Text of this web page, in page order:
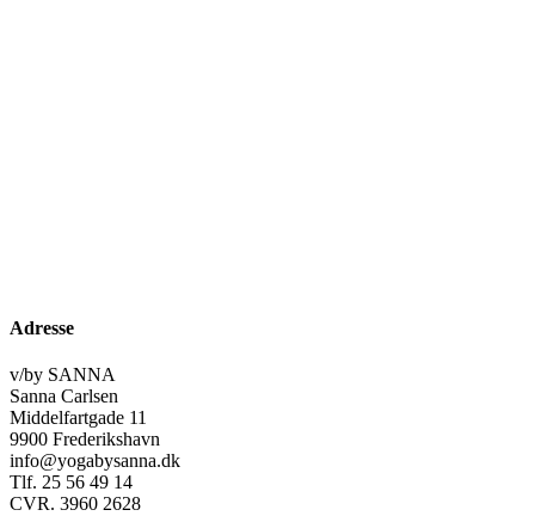
Adresse
v/by SANNA
Sanna Carlsen
Middelfartgade 11
9900 Frederikshavn
info@yogabysanna.dk
Tlf. 25 56 49 14
CVR. 3960 2628